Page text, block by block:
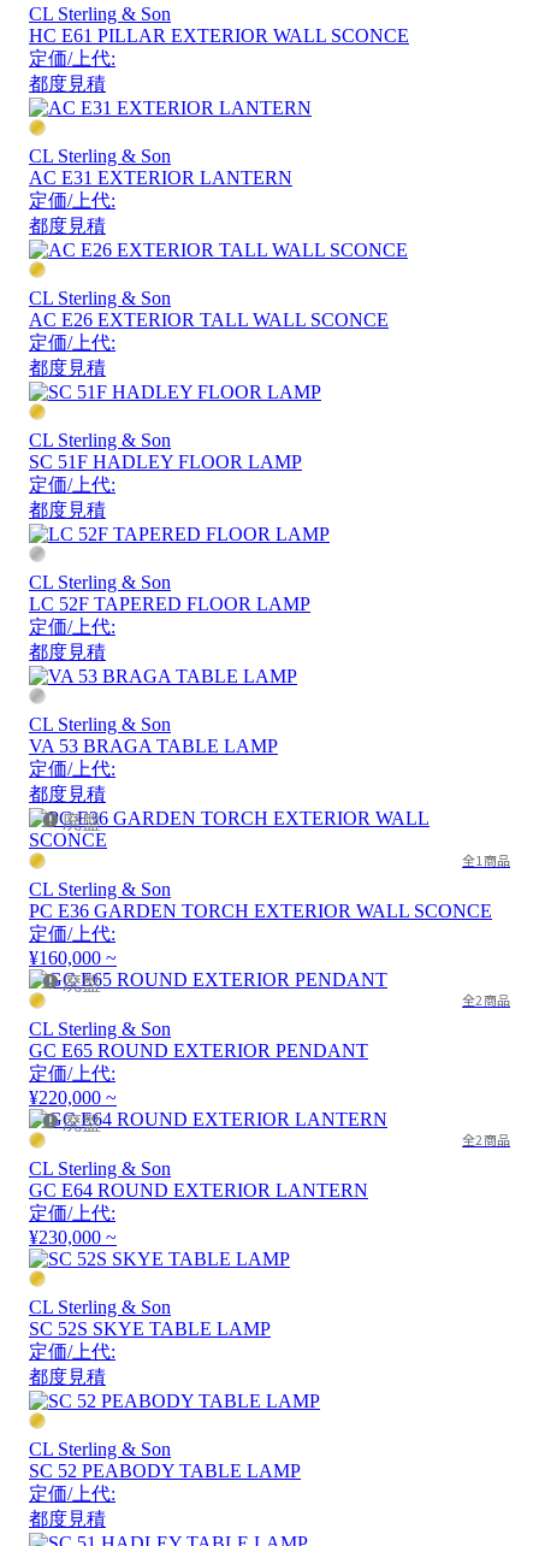
CL Sterling & Son
HC E61 PILLAR EXTERIOR WALL SCONCE
定価/上代:
都度見積
CL Sterling & Son
AC E31 EXTERIOR LANTERN
定価/上代:
都度見積
CL Sterling & Son
AC E26 EXTERIOR TALL WALL SCONCE
定価/上代:
都度見積
CL Sterling & Son
SC 51F HADLEY FLOOR LAMP
定価/上代:
都度見積
CL Sterling & Son
LC 52F TAPERED FLOOR LAMP
定価/上代:
都度見積
CL Sterling & Son
VA 53 BRAGA TABLE LAMP
定価/上代:
都度見積
廃盤
全1商品
CL Sterling & Son
PC E36 GARDEN TORCH EXTERIOR WALL SCONCE
定価/上代:
¥160,000 ~
廃盤
全2商品
CL Sterling & Son
GC E65 ROUND EXTERIOR PENDANT
定価/上代:
¥220,000 ~
廃盤
全2商品
CL Sterling & Son
GC E64 ROUND EXTERIOR LANTERN
定価/上代:
¥230,000 ~
CL Sterling & Son
SC 52S SKYE TABLE LAMP
定価/上代:
都度見積
CL Sterling & Son
SC 52 PEABODY TABLE LAMP
定価/上代:
都度見積